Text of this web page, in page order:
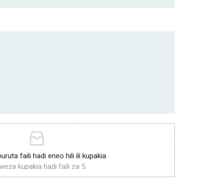
faili hadi eneo hili ili kupakia.
kupakia hadi faili za 5.